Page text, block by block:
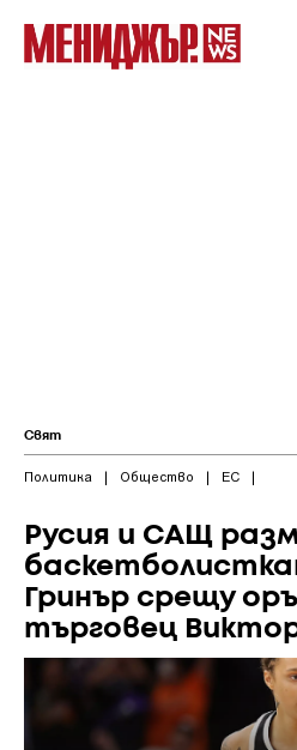
Свят
Политика | Общество | ЕС |
Русия и САЩ
Гринър срещу
търговец